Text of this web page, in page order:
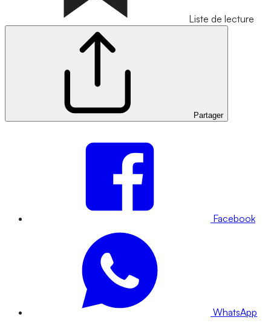
Liste de lecture
Partager
Facebook
WhatsApp